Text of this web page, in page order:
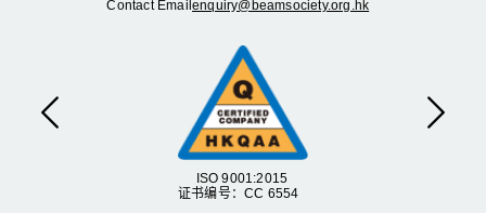
ISO 9001:2015
证书编号：CC 6554
Previous Next
Contact Email enquiry@beamsociety.org.hk